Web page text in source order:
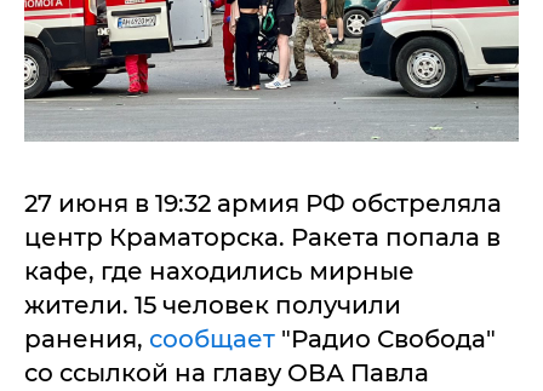
27 июня в 19:32 армия РФ обстреляла
центр Краматорска. Ракета попала в
кафе, где находились мирные
жители. 15 человек получили
ранения, сообщает "Радио Свобода"
со ссылкой на главу ОВА Павла